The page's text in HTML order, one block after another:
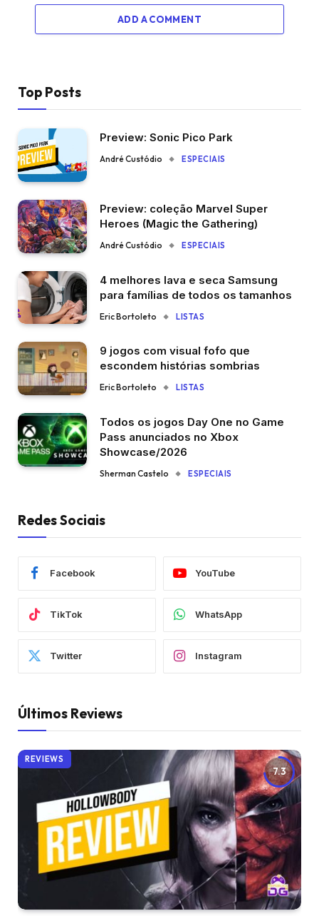
ADD A COMMENT
Top Posts
Preview: Sonic Pico Park
André Custódio ESPECIAIS
Preview: coleção Marvel Super
Heroes (Magic the Gathering)
André Custódio ESPECIAIS
4 melhores lava e seca Samsung
para famílias de todos os tamanhos
Eric Bortoleto LISTAS
9 jogos com visual fofo que
escondem histórias sombrias
Eric Bortoleto LISTAS
Todos os jogos Day One no Game
Pass anunciados no Xbox
Showcase/2026
Sherman Castelo ESPECIAIS
Redes Sociais
Facebook YouTube
TikTok WhatsApp
Twitter Instagram
Últimos Reviews
7.3
REVIEWS